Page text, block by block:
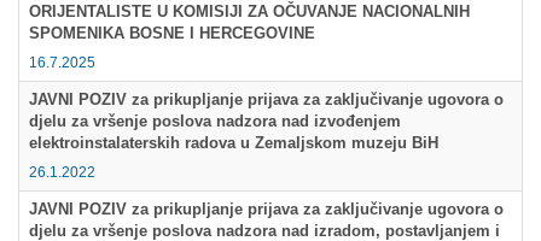
Multimedija
ORIJENTALISTE U KOMISIJI ZA OČUVANJE NACIONALNIH
SPOMENIKA BOSNE I HERCEGOVINE
16.7.2025
JAVNI POZIV za prikupljanje prijava za zaključivanje ugovora o
djelu za vršenje poslova nadzora nad izvođenjem
elektroinstalaterskih radova u Zemaljskom muzeju BiH
26.1.2022
JAVNI POZIV za prikupljanje prijava za zaključivanje ugovora o
djelu za vršenje poslova nadzora nad izradom, postavljanjem i